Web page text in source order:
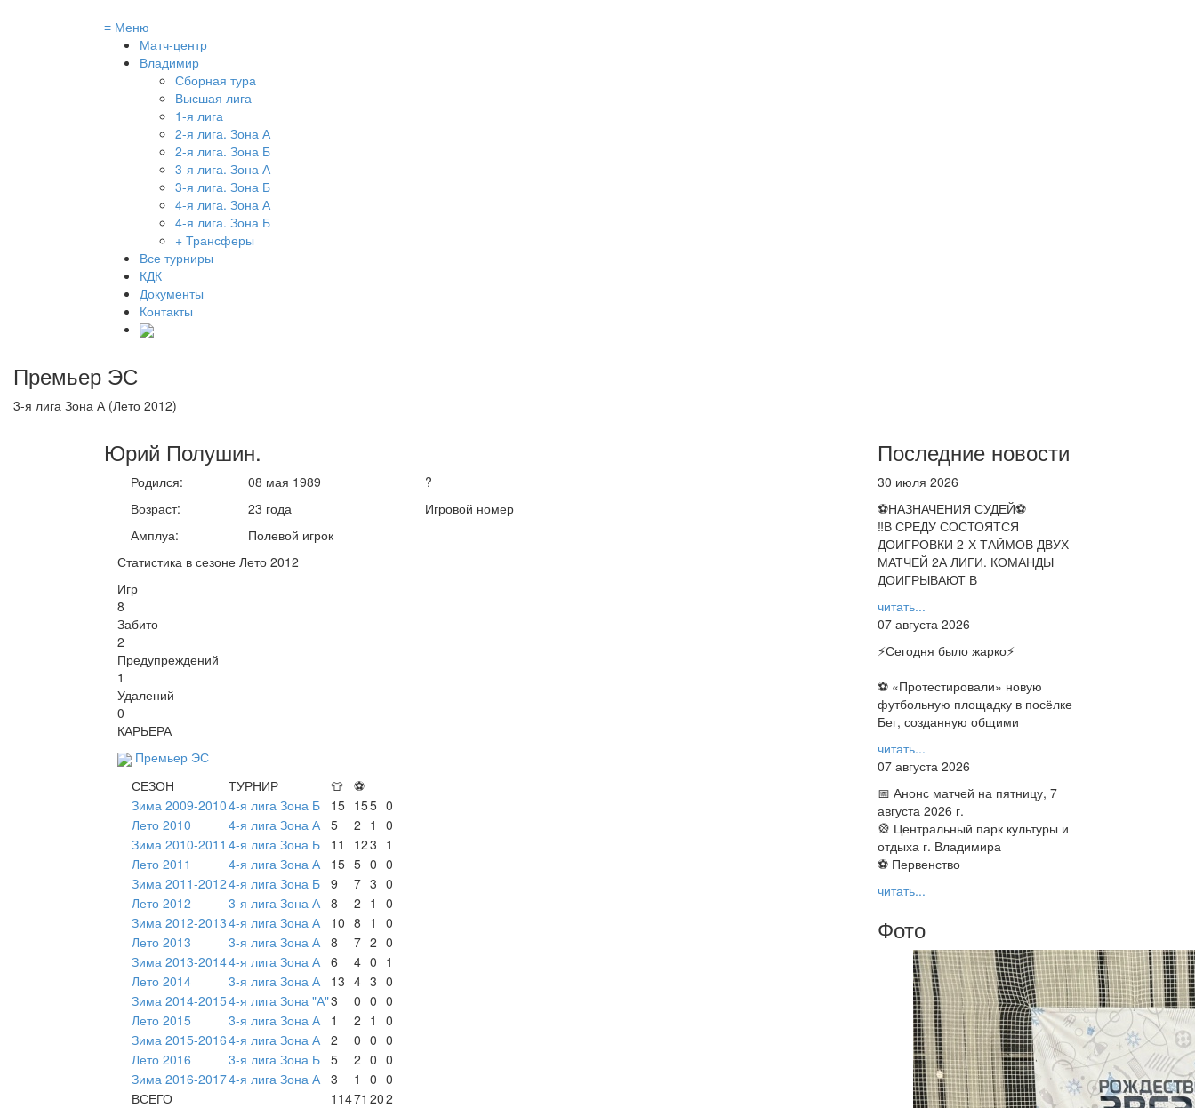
≡ Меню
Матч-центр
Владимир
Сборная тура
Высшая лига
1-я лига
2-я лига. Зона А
2-я лига. Зона Б
3-я лига. Зона А
3-я лига. Зона Б
4-я лига. Зона А
4-я лига. Зона Б
+ Трансферы
Все турниры
КДК
Документы
Контакты
Премьер ЭС
3-я лига Зона А (Лето 2012)
Юрий Полушин.
Родился:
Возраст:
Амплуа:
08 мая 1989
23 года
Полевой игрок
?
Игровой номер
Статистика в сезоне Лето 2012
Игр
8
Забито
2
Предупреждений
1
Удалений
0
КАРЬЕРА
Премьер ЭС
СЕЗОН
ТУРНИР 👕 ⚽
Зима 2009-20104-я лига Зона Б 15 155 0
Лето 2010
4-я лига Зона А 5 2 1
0
Зима 2010-2011 4-я лига Зона Б 11 123 1
Лето 2011
4-я лига Зона А 15 5 0 0
Зима 2011-20124-я лига Зона Б 9 7 3 0
Лето 2012
3-я лига Зона А 8 2 1
0
Зима 2012-20134-я лига Зона А 10 8 1
0
Лето 2013
3-я лига Зона А 8 7 2 0
Зима 2013-20144-я лига Зона А 6 4 0 1
Лето 2014
3-я лига Зона А 13 4 3 0
Зима 2014-20154-я лига Зона "А"3 0 0 0
Лето 2015
3-я лига Зона А 1 2 1
0
Зима 2015-20164-я лига Зона А 2 0 0 0
Лето 2016
3-я лига Зона Б 5 2 0 0
Зима 2016-20174-я лига Зона А 3 1 0 0
ВСЕГО
11471 202
Последние новости
30 июля 2026
⚽НАЗНАЧЕНИЯ СУДЕЙ⚽
‼В СРЕДУ СОСТОЯТСЯ
ДОИГРОВКИ 2-Х ТАЙМОВ ДВУХ
МАТЧЕЙ 2А ЛИГИ. КОМАНДЫ
ДОИГРЫВАЮТ В
читать...
07 августа 2026
⚡️Сегодня было жарко⚡️
⚽ ️«Протестировали» новую
футбольную площадку в посёлке
Бег, созданную общими
читать...
07 августа 2026
📅 Анонс матчей на пятницу, 7
августа 2026 г.
🎡 Центральный парк культуры и
отдыха г. Владимира
⚽ Первенство
читать...
Фото